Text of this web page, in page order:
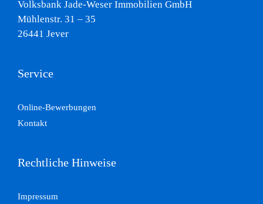
Volksbank Jade-Weser Immobilien GmbH
Mühlenstr. 31 – 35
26441 Jever
Service
Online-Bewerbungen
Kontakt
Rechtliche Hinweise
Impressum